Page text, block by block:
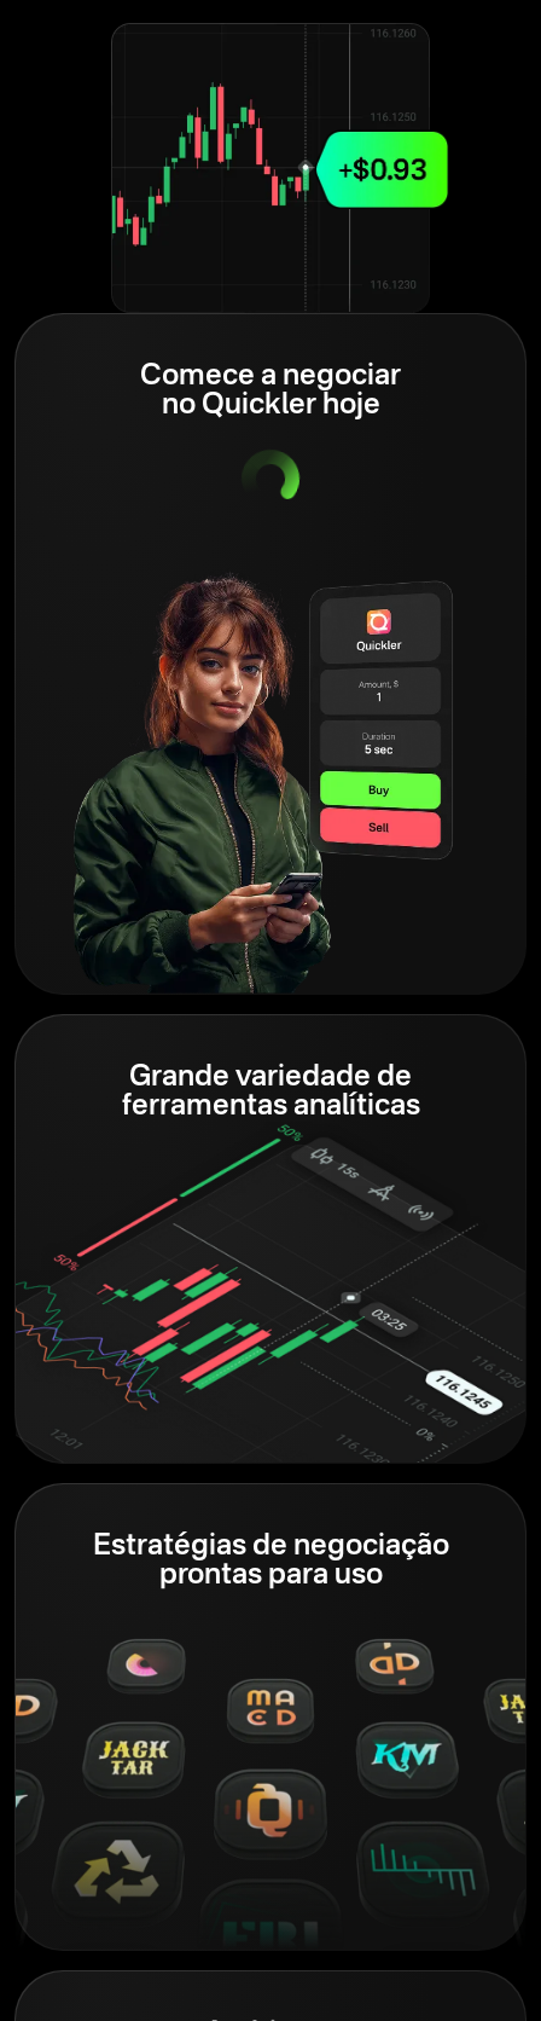
Comece a negociar
no Quickler hoje
Grande variedade de
ferramentas analíticas
Estratégias de negociação
prontas para uso